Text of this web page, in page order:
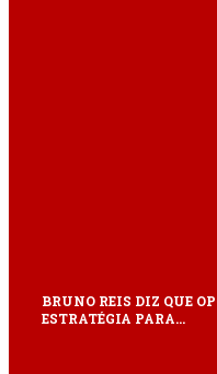
BRUNO REIS DIZ QUE
ESTRATÉGIA PARA…